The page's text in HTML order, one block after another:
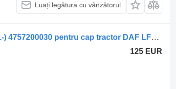
Luați legătura cu vânzătorul
Supapă de comandă a frânei WABCO LF55 (01.01-) 4757200030 pentru cap tractor DAF LF45, LF55, LF180, CF65, CF75, CF85 (2001-)
125 EUR